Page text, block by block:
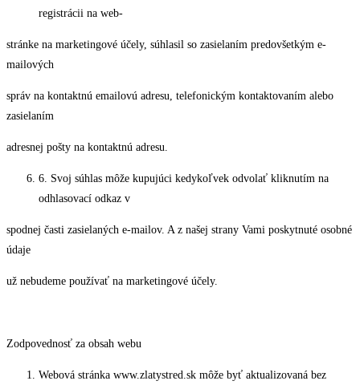
registrácii na web-
stránke na marketingové účely, súhlasil so zasielaním predovšetkým e-
mailových
správ na kontaktnú emailovú adresu, telefonickým kontaktovaním alebo
zasielaním
adresnej pošty na kontaktnú adresu.
6. Svoj súhlas môže kupujúci kedykoľvek odvolať kliknutím na
odhlasovací odkaz v
spodnej časti zasielaných e-mailov. A z našej strany Vami poskytnuté osobné
údaje
už nebudeme používať na marketingové účely.
Zodpovednosť za obsah webu
Webová stránka www.zlatystred.sk môže byť aktualizovaná bez